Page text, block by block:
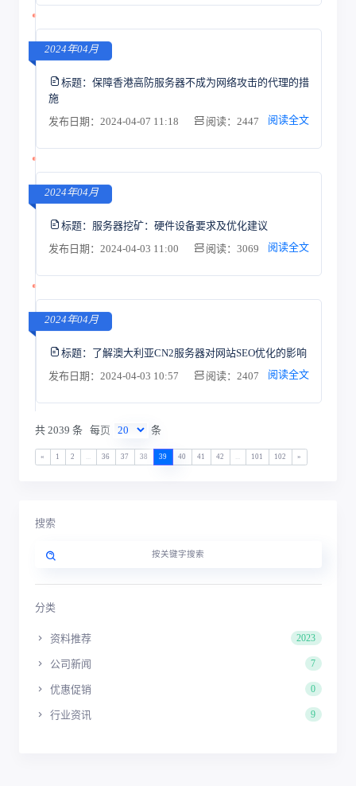
2024年04月
标题： 保障香港高防服务器不成为网络攻击的代理的措
施
发布日期：2024-04-07 11:18
阅读：2447 阅读全文
2024年04月
标题： 服务器挖矿：硬件设备要求及优化建议
发布日期：2024-04-03 11:00
阅读：3069 阅读全文
2024年04月
标题： 了解澳大利亚CN2服务器对网站SEO优化的影响
发布日期：2024-04-03 10:57
阅读：2407 阅读全文
共 2039 条 每页 条
« 1 2 36 37 38 39 40 41 42 101 102 »
搜索
分类
资料推荐 2023
公司新闻 7
优惠促销 0
行业资讯 9